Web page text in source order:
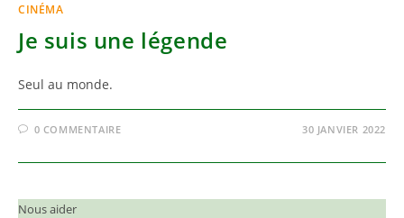
CINÉMA
Je suis une légende
Seul au monde.
0 COMMENTAIRE 30 JANVIER 2022
Nous aider